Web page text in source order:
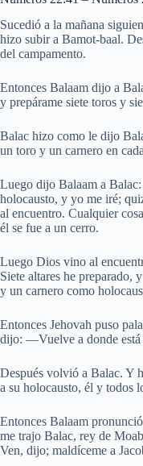
Sucedió a la mañana
hizo subir a Bamot-baal.
del campamento.
Entonces Balaam dijo a
y prepárame siete toros y
Balac hizo como le dijo
un toro y un carnero en
Luego dijo Balaam a
holocausto, y yo me iré;
al encuentro. Cualquier
él se fue a un cerro.
Luego Dios vino al
Siete altares he preparado,
y un carnero como
Entonces Jehovah puso
dijo: —Vuelve a donde está
Después volvió a Balac. Y
a su holocausto, él y todos
Entonces Balaam
me trajo Balac, rey de
Ven, dijo; maldíceme a